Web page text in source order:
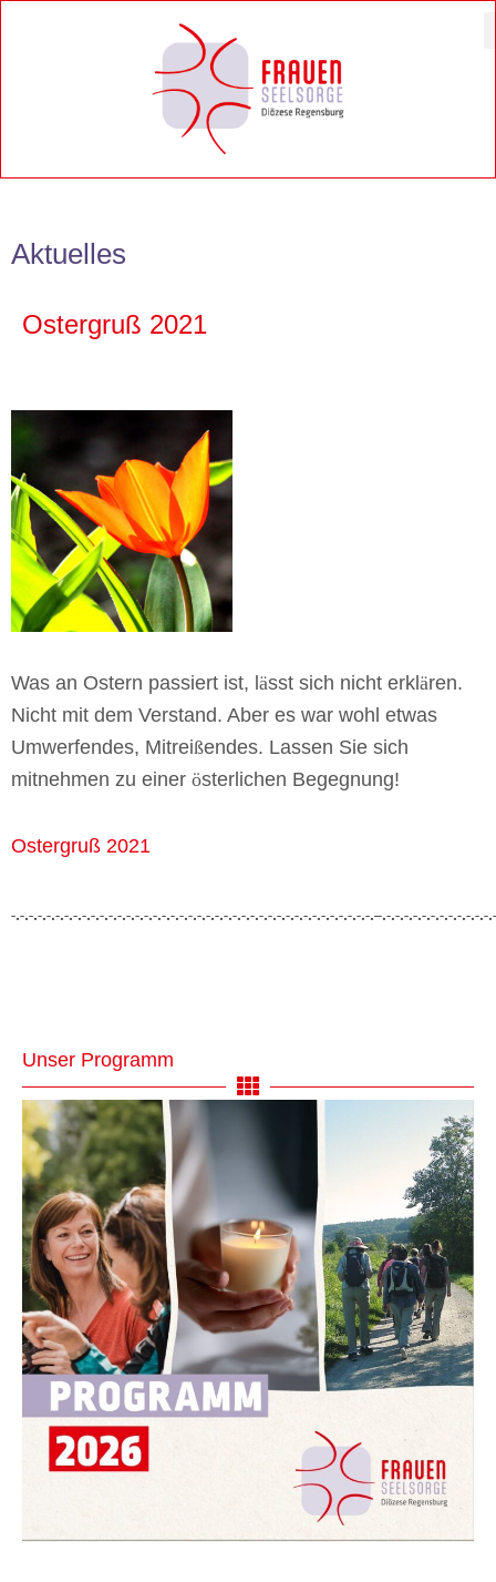
Aktuelles
Ostergruß 2021
Was an Ostern passiert ist, lässt sich nicht erklären.
Nicht mit dem Verstand. Aber es war wohl etwas
Umwerfendes, Mitreißendes. Lassen Sie sich
mitnehmen zu einer österlichen Begegnung!
Ostergruß 2021
-.-.-.-.-.-.-.-.-.-.-.-.-.-.-.-.-.-.-.-.-.-.-.-.-.-.-.-.-.-.-.-.-.-.-.-.-.-.-.-.-.–.-.-.-.-.-.-.-.-.-.-.-
Unser Programm